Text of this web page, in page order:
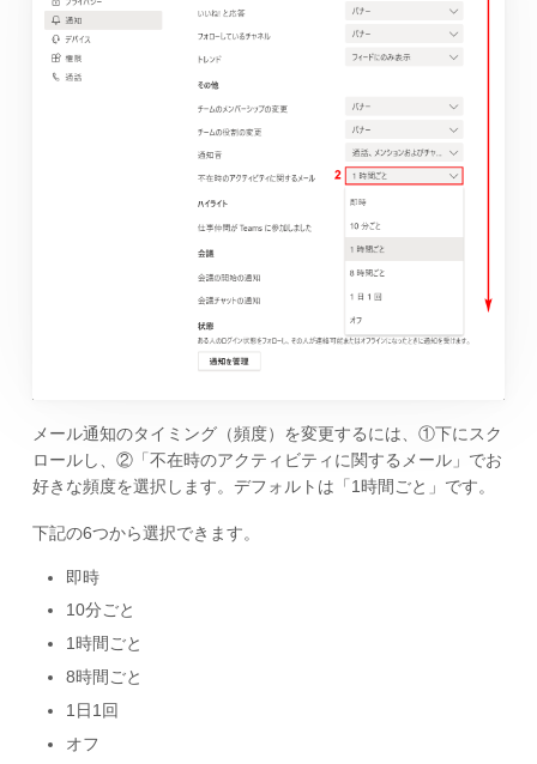
メール通知のタイミング（頻度）を変更するには、①下にスク
ロールし、②「不在時のアクティビティに関するメール」でお
好きな頻度を選択します。デフォルトは「1時間ごと」です。
下記の6つから選択できます。
即時
10分ごと
1時間ごと
8時間ごと
1日1回
オフ